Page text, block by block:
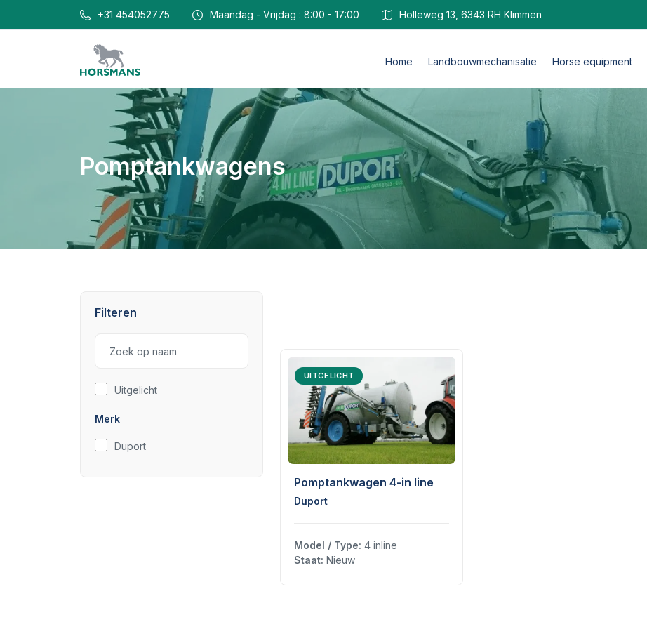
+31 454052775 Maandag - Vrijdag : 8:00 - 17:00 Holleweg 13, 6343 RH Klimmen
Home Landbouwmechanisatie Horse equipment
Pomptankwagens
Filteren
Uitgelicht
Merk
Duport
UITGELICHT
Pomptankwagen 4-in line
Duport
Model / Type: 4 inline
Staat: Nieuw